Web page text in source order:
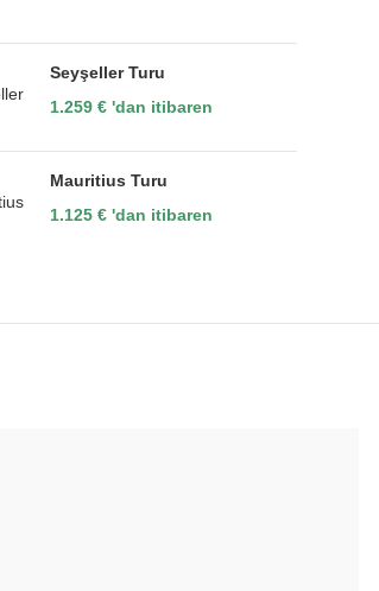
Seyşeller Turu
1.259€ 'dan itibaren
Mauritius Turu
1.125€ 'dan itibaren